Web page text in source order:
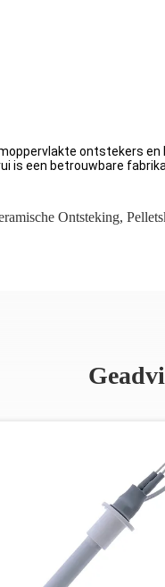
ontstekers
is een betrouwbare
Ontsteking,